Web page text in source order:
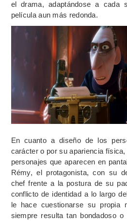
el drama, adaptándose a cada
película aun más redonda.
En cuanto a diseño de los
carácter o por su apariencia
personajes que aparecen en
Rémy, el protagonista, con su
chef frente a la postura de su
conflicto de identidad a lo largo
le hace cuestionarse su propia
siempre resulta tan bondadoso o